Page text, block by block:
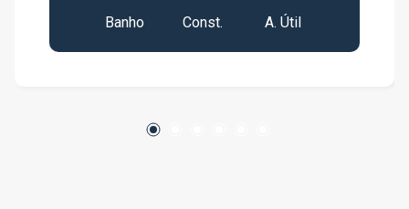
- 1 CÔMODO - WC AGENDE SUA VISITA!!!
Banho
Const.
A. Útil